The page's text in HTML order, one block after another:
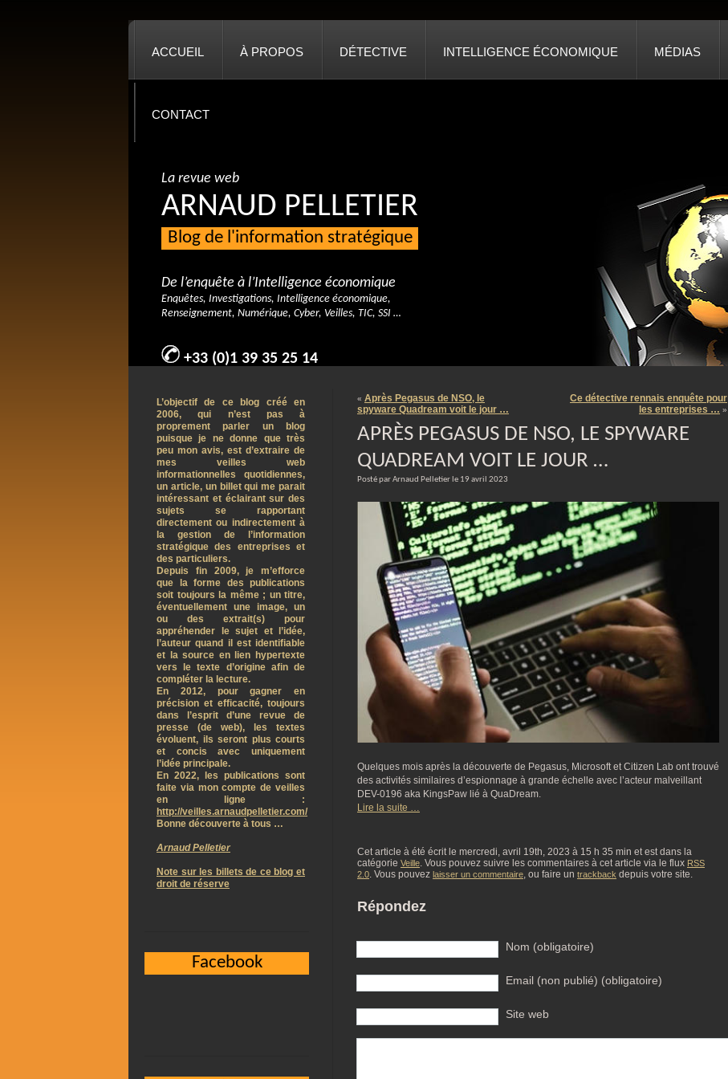
ACCUEIL À PROPOS DÉTECTIVE INTELLIGENCE ÉCONOMIQUE MÉDIAS
CONTACT
La revue web
ARNAUD PELLETIER
Blog de l'information stratégique
De l’enquête à l’Intelligence économique
Enquêtes, Investigations, Intelligence économique,
Renseignement, Numérique, Cyber, Veilles, TIC, SSI …
+33 (0)1 39 35 25 14
« Après Pegasus de NSO, le
spyware Quadream voit le jour …
Ce détective rennais enquête pour
les entreprises … »
APRÈS PEGASUS DE NSO, LE SPYWARE
QUADREAM VOIT LE JOUR …
Posté par Arnaud Pelletier le 19 avril 2023
Quelques mois après la découverte de Pegasus, Microsoft et Citizen Lab ont trouvé
des activités similaires d’espionnage à grande échelle avec l’acteur malveillant
DEV-0196 aka KingsPaw lié à QuaDream.
Lire la suite …
Cet article à été écrit le mercredi, avril 19th, 2023 à 15 h 35 min et est dans la
catégorie Veille. Vous pouvez suivre les commentaires à cet article via le flux RSS
2.0. Vous pouvez laisser un commentaire, ou faire un trackback depuis votre site.
Répondez
Nom (obligatoire)
Email (non publié) (obligatoire)
Site web
L’objectif de ce blog créé en
2006, qui n’est pas à
proprement parler un blog
puisque je ne donne que très
peu mon avis, est d’extraire de
mes veilles web
informationnelles quotidiennes,
un article, un billet qui me parait
intéressant et éclairant sur des
sujets se rapportant
directement ou indirectement à
la gestion de l’information
stratégique des entreprises et
des particuliers.
Depuis fin 2009, je m’efforce
que la forme des publications
soit toujours la même ; un titre,
éventuellement une image, un
ou des extrait(s) pour
appréhender le sujet et l’idée,
l’auteur quand il est identifiable
et la source en lien hypertexte
vers le texte d’origine afin de
compléter la lecture.
En 2012, pour gagner en
précision et efficacité, toujours
dans l’esprit d’une revue de
presse (de web), les textes
évoluent, ils seront plus courts
et concis avec uniquement
l’idée principale.
En 2022, les publications sont
faite via mon compte de veilles
en ligne :
http://veilles.arnaudpelletier.com/
Bonne découverte à tous …
Arnaud Pelletier
Note sur les billets de ce blog et
droit de réserve
Facebook